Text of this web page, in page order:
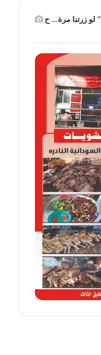
مطعم أولاد الجنينه للمشاويات ٠٠٠” لو زرتنا مرة… ح